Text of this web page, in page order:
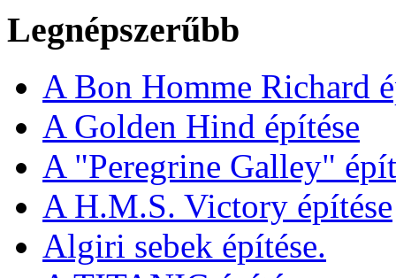
Legnépszerűbb
A Bon Homme Richard
A Golden Hind építése
A "Peregrine Galley"
A H.M.S. Victory építése
Algiri sebek építése.